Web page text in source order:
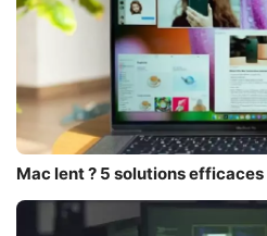
Mac lent ? 5 solutions efficaces